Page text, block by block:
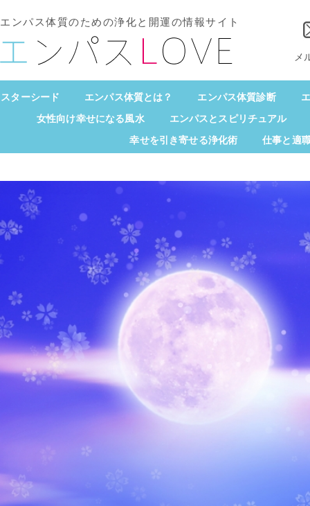
エンパス体質のための浄化と開運の情報サイト
メ
スターシード エンパス体質とは？ エンパス体質診断
女性向け幸せになる風水
エンパスとスピリチュアル
幸せを引き寄せる浄化術
仕事と適